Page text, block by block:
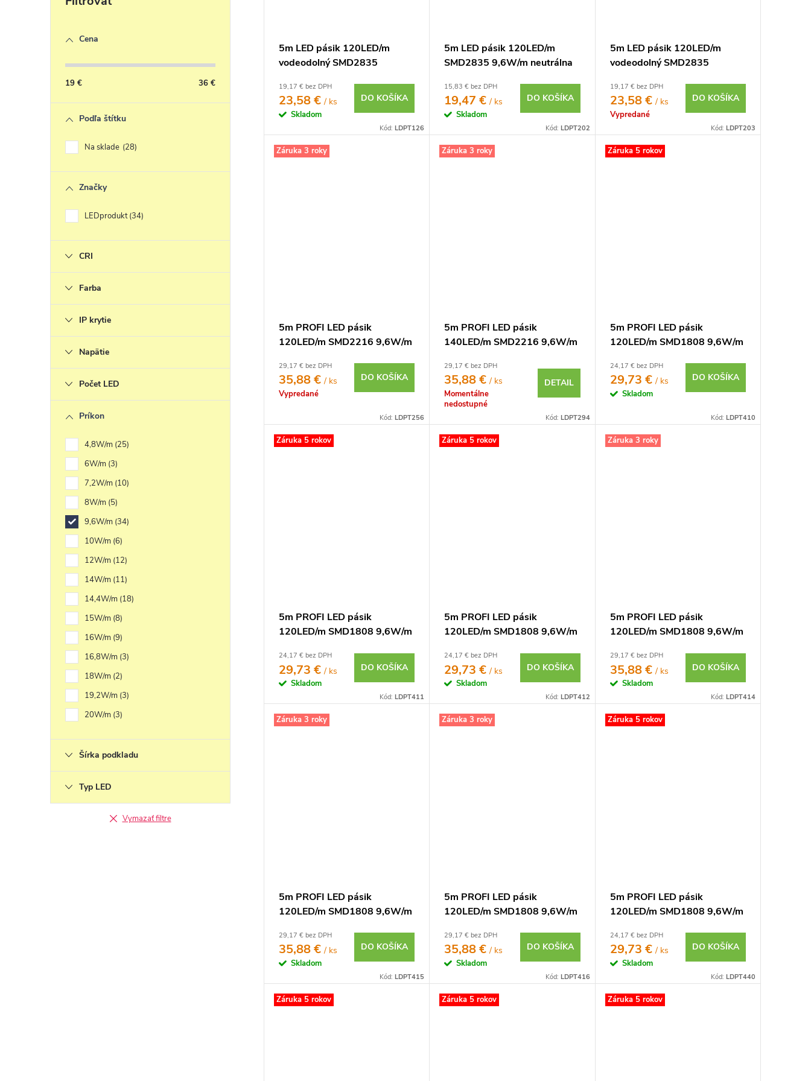
Cena
19 € 36 €
Podľa štítku
Na sklade 28
Značky
LEDprodukt 34
CRI
Farba
IP krytie
Napätie
Počet LED
Príkon
4,8W/m 25
6W/m 3
7,2W/m 10
8W/m 5
9,6W/m 34
10W/m 6
12W/m 12
14W/m 11
14,4W/m 18
15W/m 8
16W/m 9
16,8W/m 3
18W/m 2
19,2W/m 3
20W/m 3
Šírka podkladu
Typ LED
Vymazať filtre
5m LED pásik 120LED/m
vodeodolný SMD2835
19,17 € bez DPH
23,58 €/ ks
Skladom
DO KOŠÍKA
Kód:LDPT126
5m LED pásik 120LED/m
SMD2835 9,6W/m neutrálna
15,83 € bez DPH
19,47 €/ ks
Skladom
DO KOŠÍKA
Kód: LDPT202
5m LED pásik 120LED/m
vodeodolný SMD2835
12V
19,17 € bez DPH
23,58 €/ ks
Vypredané
DO KOŠÍKA
Kód: LDPT203
Záruka 3 roky
5m PROFI LED pásik
120LED/m SMD2216 9,6W/m
29,17 € bez DPH
35,88 €/ ks
Vypredané
DO KOŠÍKA
Kód:LDPT256
Záruka 3 roky
5m PROFI LED pásik
140LED/m SMD2216 9,6W/m
29,17 € bez DPH
35,88 €/ ks
Momentálne
nedostupné
DETAIL
Kód: LDPT294
Záruka 5 rokov
5m PROFI LED pásik
120LED/m SMD1808 9,6W/m
12V
24,17 € bez DPH
29,73 €/ ks
Skladom
DO KOŠÍKA
Kód: LDPT410
Záruka 5 rokov
5m PROFI LED pásik
120LED/m SMD1808 9,6W/m
12V
24,17 € bez DPH
29,73 €/ ks
Skladom
DO KOŠÍKA
Kód:LDPT411
Záruka 5 rokov
5m PROFI LED pásik
120LED/m SMD1808 9,6W/m
24,17 € bez DPH
29,73 €/ ks
Skladom
DO KOŠÍKA
Kód: LDPT412
Záruka 3 roky
5m PROFI LED pásik
120LED/m SMD1808 9,6W/m
12V
29,17 € bez DPH
35,88 €/ ks
Skladom
DO KOŠÍKA
Kód: LDPT414
Záruka 3 roky
5m PROFI LED pásik
120LED/m SMD1808 9,6W/m
12V
29,17 € bez DPH
35,88 €/ ks
Skladom
DO KOŠÍKA
Kód:LDPT415
Záruka 3 roky
5m PROFI LED pásik
120LED/m SMD1808 9,6W/m
29,17 € bez DPH
35,88 €/ ks
Skladom
DO KOŠÍKA
Kód: LDPT416
Záruka 5 rokov
5m PROFI LED pásik
120LED/m SMD1808 9,6W/m
24V
24,17 € bez DPH
29,73 €/ ks
Skladom
DO KOŠÍKA
Kód: LDPT440
Záruka 5 rokov Záruka 5 rokov Záruka 5 rokov